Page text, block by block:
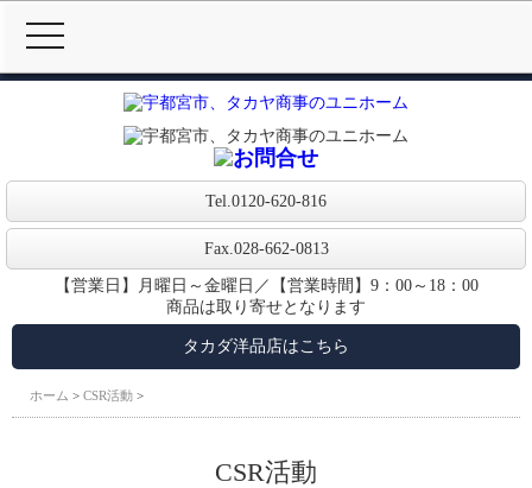
Tel.0120-620-816
Fax.028-662-0813
【営業日】月曜日～金曜日／【営業時間】9：00～18：00
商品は取り寄せとなります
タカダ洋品店はこちら
MENU
ホーム > CSR活動 >
CSR活動